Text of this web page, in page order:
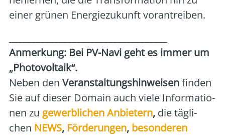
einer grü­nen Ener­gie­zu­kunft vor­an­trei­ben.
Anmer­kung: Bei PV-Navi geht es immer um
„Pho­to­vol­ta­ik“.
Neben den Ver­an­stal­tungs­hin­wei­senfin­den
Sie auf die­ser Domain auch vie­le Infor­ma­tio­
nen zu gewerb­li­chen Anbie­tern, die täg­li­
chen NEWS, För­de­run­gen, beson­de­ren